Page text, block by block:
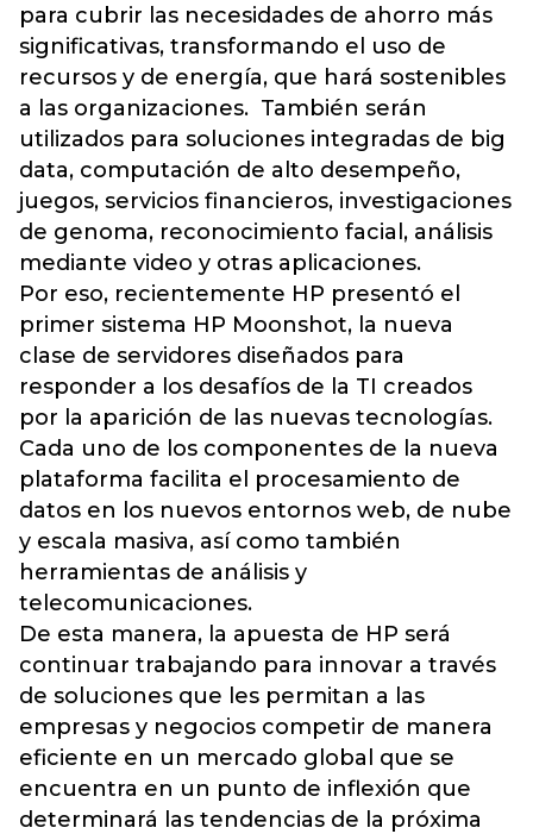
para cubrir las necesidades de ahorro más
significativas, transformando el uso de
recursos y de energía, que hará sostenibles
a las organizaciones. También serán
utilizados para soluciones integradas de big
data, computación de alto desempeño,
juegos, servicios financieros, investigaciones
de genoma, reconocimiento facial, análisis
mediante video y otras aplicaciones.
Por eso, recientemente HP presentó el
primer sistema HP Moonshot, la nueva
clase de servidores diseñados para
responder a los desafíos de la TI creados
por la aparición de las nuevas tecnologías.
Cada uno de los componentes de la nueva
plataforma facilita el procesamiento de
datos en los nuevos entornos web, de nube
y escala masiva, así como también
herramientas de análisis y
telecomunicaciones.
De esta manera, la apuesta de HP será
continuar trabajando para innovar a través
de soluciones que les permitan a las
empresas y negocios competir de manera
eficiente en un mercado global que se
encuentra en un punto de inflexión que
determinará las tendencias de la próxima